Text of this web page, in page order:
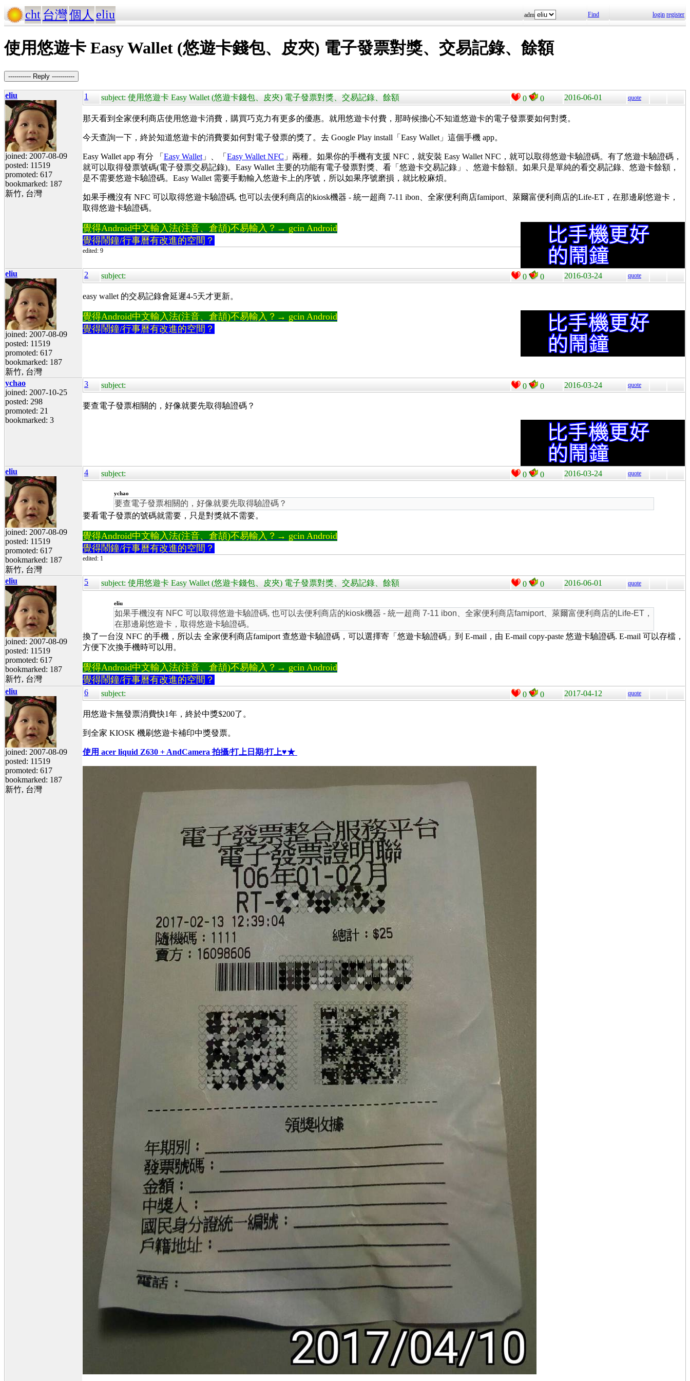
cht 台灣個人 eliu adm Find login register
使用悠遊卡 Easy Wallet (悠遊卡錢包、皮夾) 電子發票對獎、交易記錄、餘額
----------- Reply -----------
eliu
joined: 2007-08-09
posted: 11519
promoted: 617
bookmarked: 187
新竹, 台灣
1 subject: 使用悠遊卡 Easy Wallet (悠遊卡錢包、皮夾) 電子發票對獎、交易記錄、餘額 0 0 2016-06-01 quote
那天看到全家便利商店使用悠遊卡消費，購買巧克力有更多的優惠。就用悠遊卡付費，那時候擔心不知道悠遊卡的電子發票要如何對獎。
今天查詢一下，終於知道悠遊卡的消費要如何對電子發票的獎了。去 Google Play install「Easy Wallet」這個手機 app。
Easy Wallet app 有分 「 Easy Wallet 」、「 Easy Wallet NFC 」兩種。如果你的手機有支援 NFC，就安裝 Easy Wallet NFC，就可以取得悠遊卡驗證碼。有了悠遊卡驗證碼，
就可以取得發票號碼(電子發票交易記錄)。Easy Wallet 主要的功能有電子發票對獎、看「悠遊卡交易記錄」、悠遊卡餘額。如果只是單純的看交易記錄、悠遊卡餘額，
是不需要悠遊卡驗證碼。Easy Wallet 需要手動輸入悠遊卡上的序號，所以如果序號磨損，就比較麻煩。
如果手機沒有 NFC 可以取得悠遊卡驗證碼, 也可以去便利商店的kiosk機器 - 統一超商 7-11 ibon、全家便利商店famiport、萊爾富便利商店的Life-ET，在那邊刷悠遊卡，
取得悠遊卡驗證碼。
覺得Android中文輸入法(注音、倉頡)不易輸入？→ gcin Android
覺得鬧鐘/行事曆有改進的空間？
edited: 9
eliu
joined: 2007-08-09
posted: 11519
promoted: 617
bookmarked: 187
新竹, 台灣
2 subject: 0 0 2016-03-24 quote
easy wallet 的交易記錄會延遲4-5天才更新。
覺得Android中文輸入法(注音、倉頡)不易輸入？→ gcin Android
覺得鬧鐘/行事曆有改進的空間？
ychao
joined: 2007-10-25
posted: 298
promoted: 21
bookmarked: 3
3 subject: 0 0 2016-03-24 quote
要查電子發票相關的，好像就要先取得驗證碼？
eliu
joined: 2007-08-09
posted: 11519
promoted: 617
bookmarked: 187
新竹, 台灣
4 subject: 0 0 2016-03-24 quote
ychao
要查電子發票相關的，好像就要先取得驗證碼？
要看電子發票的號碼就需要，只是對獎就不需要。
覺得Android中文輸入法(注音、倉頡)不易輸入？→ gcin Android
覺得鬧鐘/行事曆有改進的空間？
edited: 1
eliu
joined: 2007-08-09
posted: 11519
promoted: 617
bookmarked: 187
新竹, 台灣
5 subject: 使用悠遊卡 Easy Wallet (悠遊卡錢包、皮夾) 電子發票對獎、交易記錄、餘額 0 0 2016-06-01 quote
eliu
如果手機沒有 NFC 可以取得悠遊卡驗證碼, 也可以去便利商店的kiosk機器 - 統一超商 7-11 ibon、全家便利商店famiport、萊爾富便利商店的Life-ET，
在那邊刷悠遊卡，取得悠遊卡驗證碼。
換了一台沒 NFC 的手機，所以去 全家便利商店famiport 查悠遊卡驗證碼，可以選擇寄「悠遊卡驗證碼」到 E-mail，由 E-mail copy-paste 悠遊卡驗證碼. E-mail 可以存檔，
方便下次換手機時可以用。
覺得Android中文輸入法(注音、倉頡)不易輸入？→ gcin Android
覺得鬧鐘/行事曆有改進的空間？
eliu
joined: 2007-08-09
posted: 11519
promoted: 617
bookmarked: 187
新竹, 台灣
6 subject: 0 0 2017-04-12 quote
用悠遊卡無發票消費快1年，終於中獎$200了。
到全家 KIOSK 機刷悠遊卡補印中獎發票。
使用 acer liquid Z630 + AndCamera 拍攝/打上日期/打上♥★